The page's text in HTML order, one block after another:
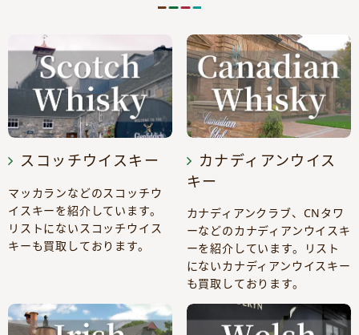
スコッチウイスキー
マッカランなどのスコッチウ
イスキーを紹介しています。
リストにないスコッチウイス
キーも買取しております。
カナディアンウイス
キー
カナディアンクラブ、CNタワ
ーなどのカナディアンウイスキ
ーを紹介しています。リスト
にないカナディアンウイスキー
も買取しております。